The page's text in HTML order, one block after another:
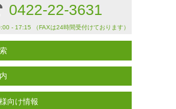
0422-22-3631
- 17:15 （FAXは24時間受付けております）
向け情報